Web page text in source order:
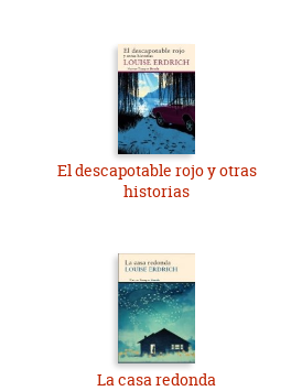
El descapotable rojo y otras
historias
La casa redonda